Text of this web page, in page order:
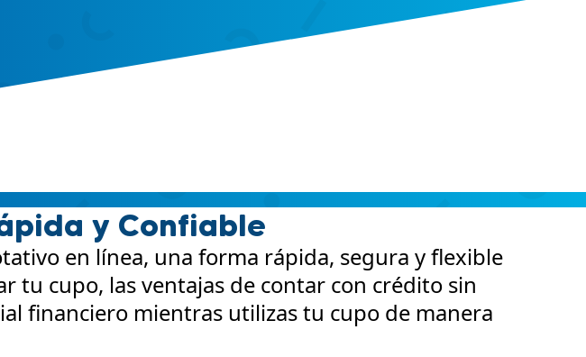
y Confiable
en línea, una forma rápida, segura y flexible
tu cupo, las ventajas de contar con crédito sin
financiero mientras utilizas tu cupo de manera